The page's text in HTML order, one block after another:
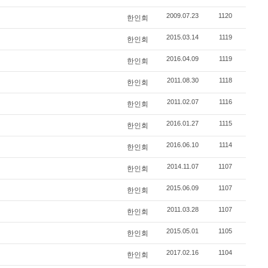
한인회 2009.07.23 1120
한인회 2015.03.14 1119
한인회 2016.04.09 1119
한인회 2011.08.30 1118
한인회 2011.02.07 1116
한인회 2016.01.27 1115
한인회 2016.06.10 1114
한인회 2014.11.07 1107
한인회 2015.06.09 1107
한인회 2011.03.28 1107
한인회 2015.05.01 1105
한인회 2017.02.16 1104